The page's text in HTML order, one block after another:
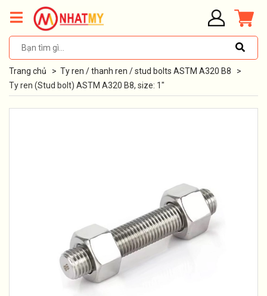
Trang chủ > Ty ren / thanh ren / stud bolts ASTM A320 B8
>
Ty ren (Stud bolt) ASTM A320 B8, size: 1"